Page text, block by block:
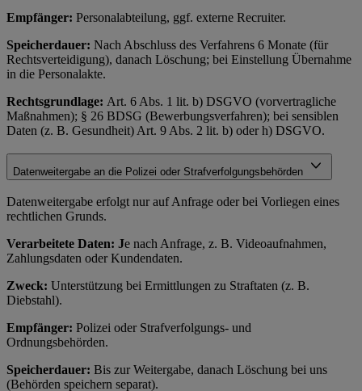
Empfänger: Personalabteilung, ggf. externe Recruiter.
Speicherdauer: Nach Abschluss des Verfahrens 6 Monate (für
Rechtsverteidigung), danach Löschung; bei Einstellung Übernahme
in die Personalakte.
Rechtsgrundlage: Art. 6 Abs. 1 lit. b) DSGVO (vorvertragliche
Maßnahmen); § 26 BDSG (Bewerbungsverfahren); bei sensiblen
Daten (z. B. Gesundheit) Art. 9 Abs. 2 lit. b) oder h) DSGVO.
Datenweitergabe an die Polizei oder Strafverfolgungsbehörden
Datenweitergabe erfolgt nur auf Anfrage oder bei Vorliegen eines
rechtlichen Grunds.
Verarbeitete Daten: Je nach Anfrage, z. B. Videoaufnahmen,
Zahlungsdaten oder Kundendaten.
Zweck: Unterstützung bei Ermittlungen zu Straftaten (z. B.
Diebstahl).
Empfänger: Polizei oder Strafverfolgungs- und
Ordnungsbehörden.
Speicherdauer: Bis zur Weitergabe, danach Löschung bei uns
(Behörden speichern separat).